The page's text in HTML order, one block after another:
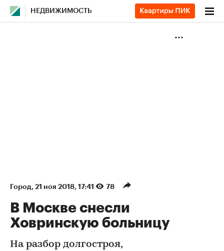
НЕДВИЖИМОСТЬ
Город⁠, 21 ноя 2018, 17:41 78
В Москве снесли
Ховринскую больницу
На разбор долгостроя,